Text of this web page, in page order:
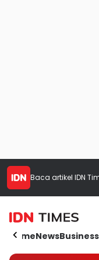
Baca artikel IDN
HomeNewsBusiness